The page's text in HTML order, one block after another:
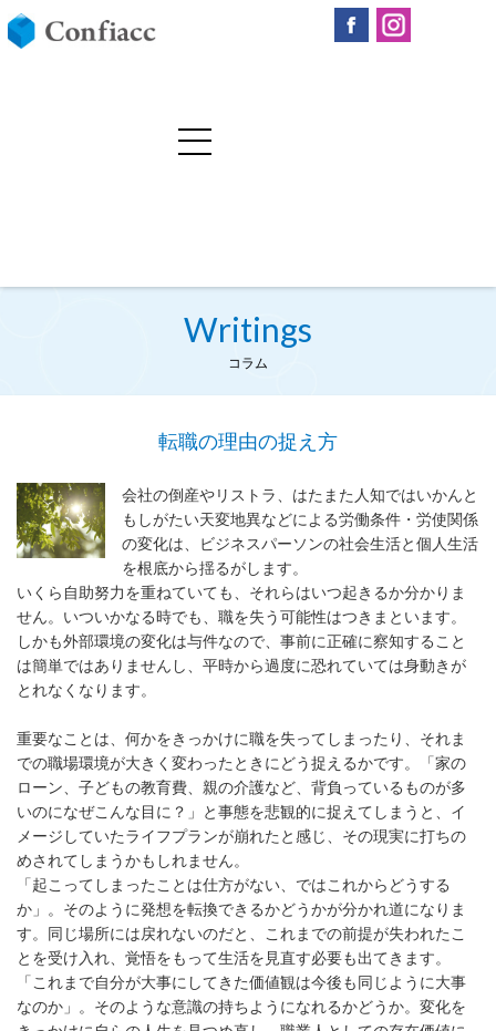
Writings
コラム
転職の理由の捉え方
会社の倒産やリストラ、はたまた人知ではいかんと
もしがたい天変地異などによる労働条件・労使関係
の変化は、ビジネスパーソンの社会生活と個人生活
を根底から揺るがします。
いくら自助努力を重ねていても、それらはいつ起きるか分かりま
せん。いついかなる時でも、職を失う可能性はつきまといます。
しかも外部環境の変化は与件なので、事前に正確に察知すること
は簡単ではありませんし、平時から過度に恐れていては身動きが
とれなくなります。
重要なことは、何かをきっかけに職を失ってしまったり、それま
での職場環境が大きく変わったときにどう捉えるかです。「家の
ローン、子どもの教育費、親の介護など、背負っているものが多
いのになぜこんな目に？」と事態を悲観的に捉えてしまうと、イ
メージしていたライフプランが崩れたと感じ、その現実に打ちの
めされてしまうかもしれません。
「起こってしまったことは仕方がない、ではこれからどうする
か」。そのように発想を転換できるかどうかが分かれ道になりま
す。同じ場所には戻れないのだと、これまでの前提が失われたこ
とを受け入れ、覚悟をもって生活を見直す必要も出てきます。
「これまで自分が大事にしてきた価値観は今後も同じように大事
なのか」。そのような意識の持ちようになれるかどうか。変化を